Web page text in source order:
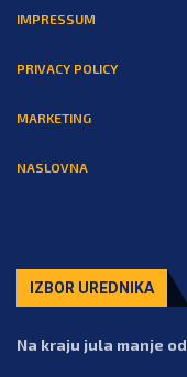
IMPRESSUM
PRIVACY POLICY
MARKETING
NASLOVNA
IZBOR UREDNIKA
Na kraju jula manje